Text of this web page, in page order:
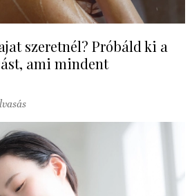
szeretnél? Próbáld ki a
ami mindent